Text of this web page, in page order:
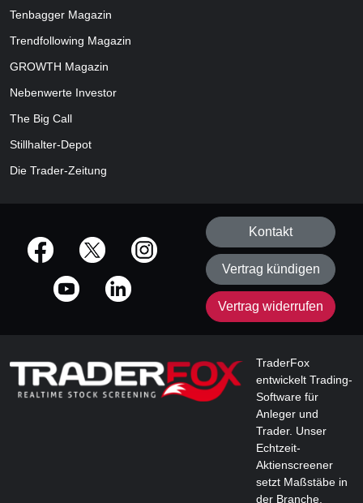
Tenbagger Magazin
Trendfollowing Magazin
GROWTH Magazin
Nebenwerte Investor
The Big Call
Stillhalter-Depot
Die Trader-Zeitung
offizielle Social Media-Accounts
Kontakt
Vertrag kündigen
Vertrag widerrufen
TraderFox
entwickelt Trading-
Software für
Anleger und
Trader. Unser
Echtzeit-
Aktienscreener
setzt Maßstäbe in
der Branche.